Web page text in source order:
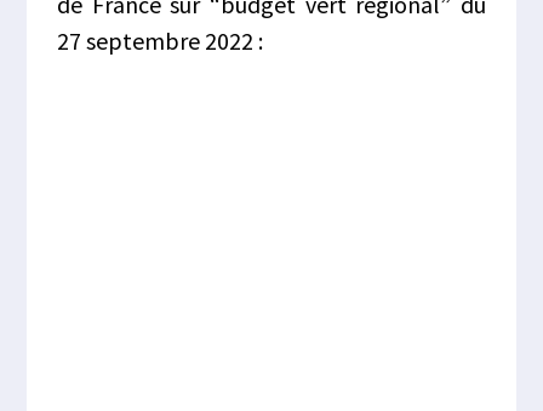
27 septembre 2022 :